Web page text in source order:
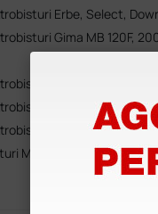
Erbe, Select,
Gima MB 120F,
Gima MB 240, 380
Martin, Berthold,
MB 122, 160, 200,
MB 120D e 160D